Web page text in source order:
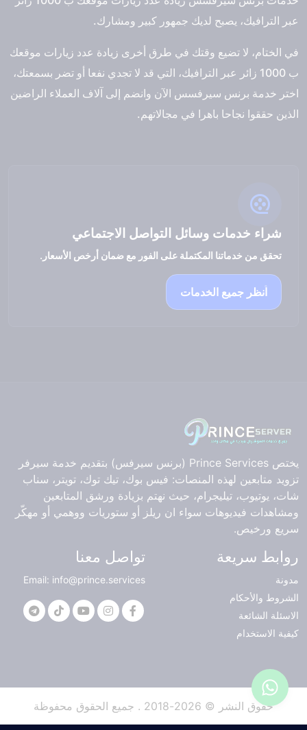
عبر الترافيك، يصبح لديك جمهور كبير ومشارك.
في الختام، لا تضيع وقتك في طرق أخرى زيادة عدد زيارات موقعك
ب 1000 زائر عبر الترافيك، التي قد لا تجدي نفعا أو تضر بسمعتك،
اختر خدمة برنس سيرفسس الآن وانضم إلى آلاف العملاء الراضين
الذين حققوا نجاحا باهرا في مجالاتهم.
شراء خدمات وسائل التواصل الاجتماعي
تحقق من خدماتنا المكتملة على الفور مع ضمان أرخص الأسعار.
انظر جميع الخدمات
يختص Prince Services (برنس سيرفس) بتقديم خدمة سيرفر
تزويد متابعين لهذه المنصات: فيس بوك، تيك توك، تويتر، سناب
شات، يوتيوب، تيليجرام، حيث نهتم بزيادة ورشق المتابعين
ومشاهدات فيديوهات سواء ان ريلز أو ستوريات ووهمي أو مهكّر
سريع ورخيص.
روابط سريعة
مدونة
الشروط والأحكام
الاسئلة الشائعة
كيفية الاستخدام
تواصل معنا
Email: info@prince.services
حقوق النشر © 2026-2018 . جميع الحقوق محفوظة